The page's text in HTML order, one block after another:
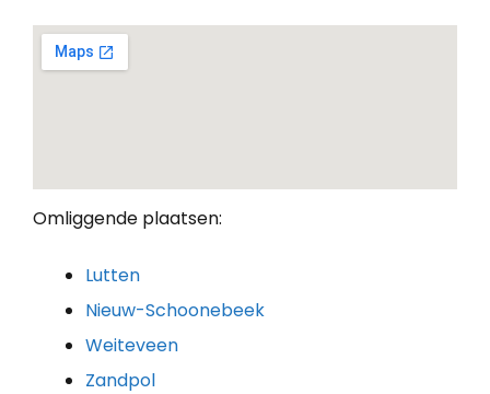
Omliggende plaatsen:
Lutten
Nieuw-Schoonebeek
Weiteveen
Zandpol